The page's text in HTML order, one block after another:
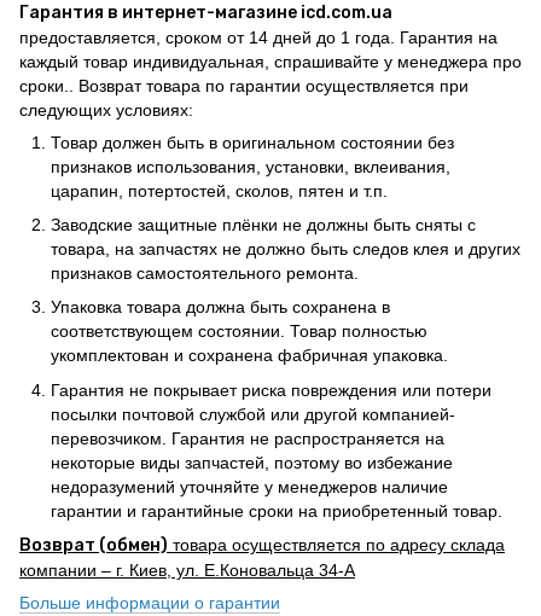
Гарантия в интернет-магазине icd.com.ua
предоставляется, сроком от 14 дней до 1 года. Гарантия на
каждый товар индивидуальная, спрашивайте у менеджера про
сроки.. Возврат товара по гарантии осуществляется при
следующих условиях:
Товар должен быть в оригинальном состоянии без
признаков использования, установки, вклеивания,
царапин, потертостей, сколов, пятен и т.п.
Заводские защитные плёнки не должны быть сняты с
товара, на запчастях не должно быть следов клея и других
признаков самостоятельного ремонта.
Упаковка товара должна быть сохранена в
соответствующем состоянии. Товар полностью
укомплектован и сохранена фабричная упаковка.
Гарантия не покрывает риска повреждения или потери
посылки почтовой службой или другой компанией-
перевозчиком. Гарантия не распространяется на
некоторые виды запчастей, поэтому во избежание
недоразумений уточняйте у менеджеров наличие
гарантии и гарантийные сроки на приобретенный товар.
Возврат (обмен) товара осуществляется по адресу склада
компании – г. Киев, ул. Е.Коновальца 34-А
Больше информации о гарантии